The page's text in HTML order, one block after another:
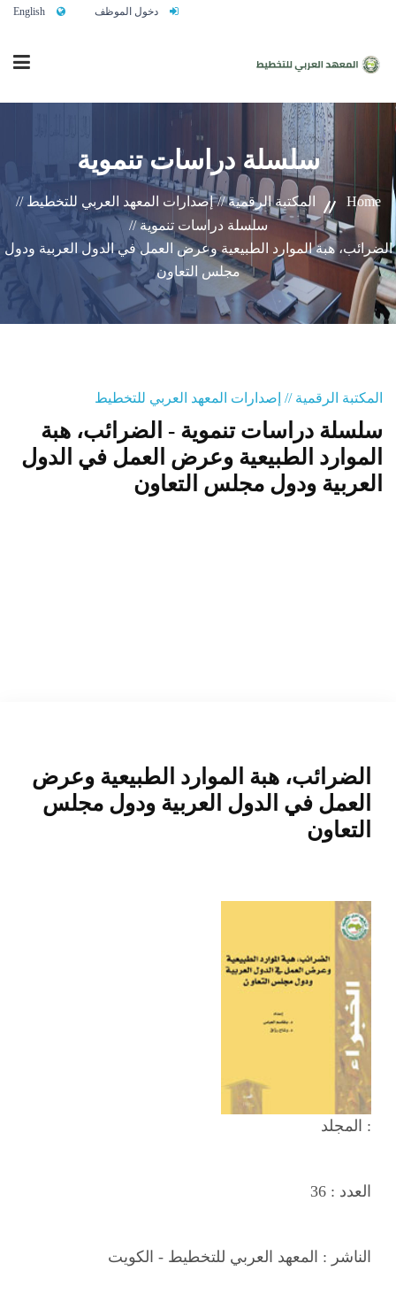
دخول الموظف English
الرئيسية
من نحن
خدماتنا
تواصلوا معنا
المنصة التدريبية
سلسلة دراسات تنموية
Home المكتبة الرقمية // إصدارات المعهد العربي للتخطيط //
سلسلة دراسات تنموية //
الضرائب، هبة الموارد الطبيعية وعرض العمل في الدول العربية ودول
مجلس التعاون
المكتبة الرقمية // إصدارات المعهد العربي للتخطيط
سلسلة دراسات تنموية - الضرائب، هبة
الموارد الطبيعية وعرض العمل في الدول
العربية ودول مجلس التعاون
الضرائب، هبة الموارد الطبيعية وعرض
العمل في الدول العربية ودول مجلس
التعاون
المجلد :
العدد :36
الناشر : المعهد العربي للتخطيط - الكويت